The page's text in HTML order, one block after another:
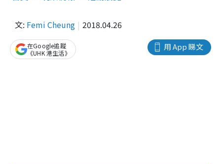
文: Femi Cheung 2018.04.26
用 App 睇文
在Google追蹤
《UHK 港生活》